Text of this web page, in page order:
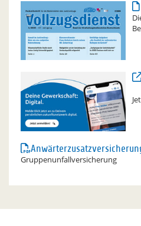
Gruppenunfallversicherung